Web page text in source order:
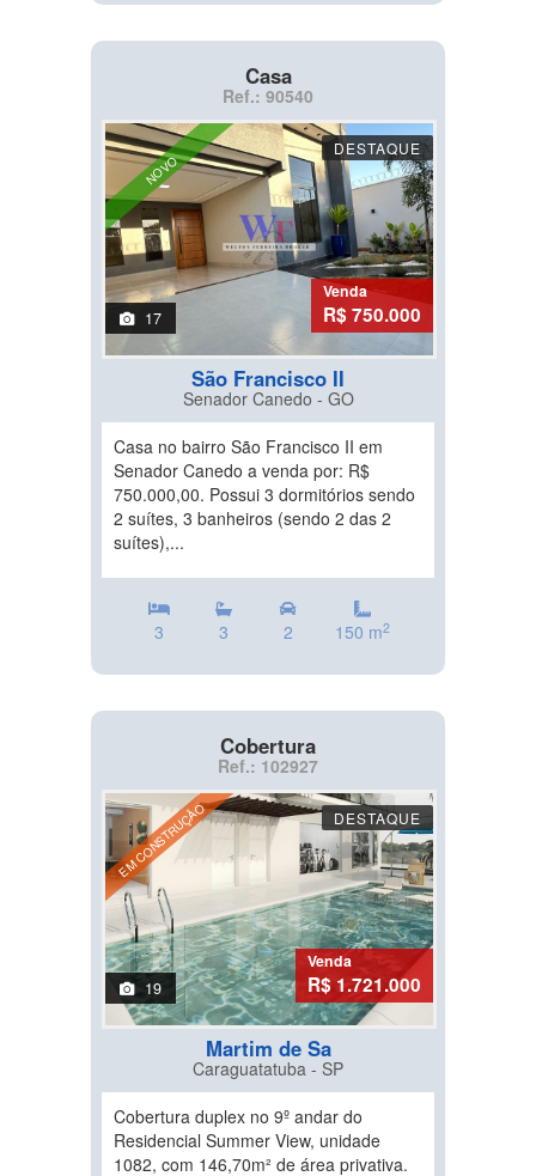
Casa
Ref.: 90540
NOVO
DESTAQUE
17
Venda
R$ 750.000
São Francisco II
Senador Canedo - GO
Casa no bairro São Francisco II em
Senador Canedo a venda por: R$
750.000,00. Possui 3 dormitórios sendo
2 suítes, 3 banheiros (sendo 2 das 2
suítes),...
3 3 2 150 m2
Cobertura
Ref.: 102927
EM CONSTRUÇÃO DESTAQUE
19
Venda
R$ 1.721.000
Martim de Sa
Caraguatatuba - SP
Cobertura duplex no 9º andar do
Residencial Summer View, unidade
1082, com 146,70m² de área privativa.